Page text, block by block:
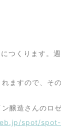
つくります。
ますので、そ
醸造さんのロ
spot/spot-